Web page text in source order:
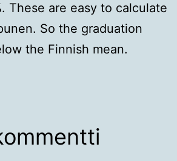
These are easy to calculate
So the graduation
the Finnish mean.